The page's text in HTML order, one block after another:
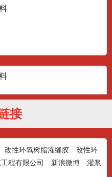
接
改性环氧树脂灌缝胶
改性环
程有限公司 新浪微博
灌浆